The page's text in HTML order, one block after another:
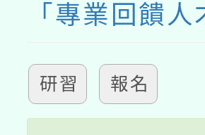
「專業回饋
研習 報名